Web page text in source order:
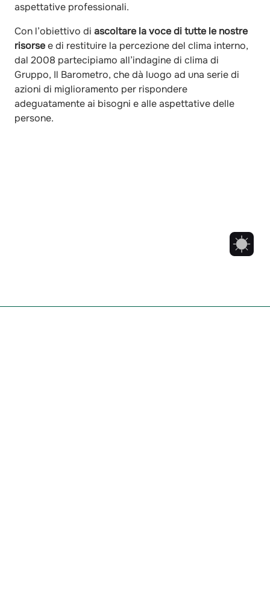
aspettative professionali.
Con l’obiettivo diascoltare la voce di tutte le nostre
risorsee di restituire la percezione del clima interno,
dal 2008 partecipiamo all’indagine di clima di
Gruppo, Il Barometro, che dà luogo ad una serie di
azioni di miglioramento per rispondere
adeguatamente ai bisogni e alle aspettative delle
persone.